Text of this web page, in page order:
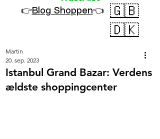
👉Blog Shoppen👈
🇬🇧
🇩🇰
Istanbul Grand Bazar: Verdens
ældste shoppingcenter
Martin
20. sep. 2023